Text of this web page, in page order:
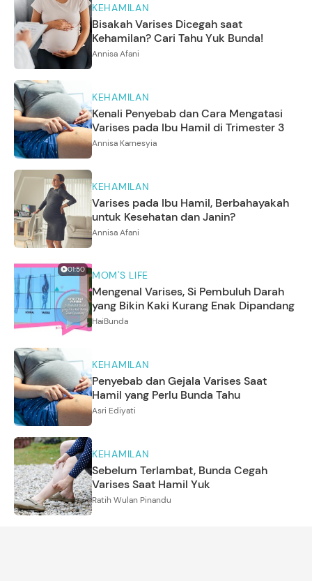
KEHAMILAN
Bisakah Varises Dicegah saat
Kehamilan? Cari Tahu Yuk Bunda!
Annisa Afani
KEHAMILAN
Kenali Penyebab dan Cara Mengatasi
Varises pada Ibu Hamil di Trimester 3
Annisa Karnesyia
KEHAMILAN
Varises pada Ibu Hamil, Berbahayakah
untuk Kesehatan dan Janin?
Annisa Afani
01:50 MOM'S LIFE
Mengenal Varises, Si Pembuluh Darah
yang Bikin Kaki Kurang Enak Dipandang
HaiBunda
KEHAMILAN
Penyebab dan Gejala Varises Saat
Hamil yang Perlu Bunda Tahu
Asri Ediyati
KEHAMILAN
Sebelum Terlambat, Bunda Cegah
Varises Saat Hamil Yuk
Ratih Wulan Pinandu